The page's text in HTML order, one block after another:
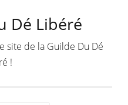
Dé Libéré
site de la Guilde Du Dé
!